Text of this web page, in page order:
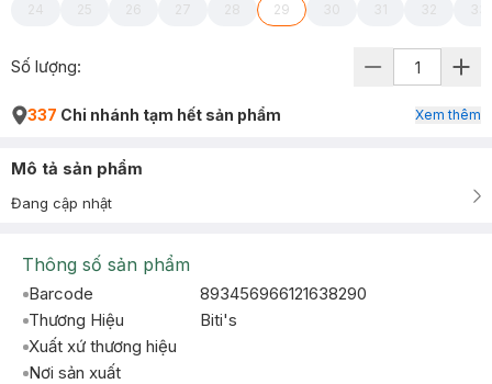
24 25 26 27 28 29 30 31 32 33
Số lượng:
337 Chi nhánh tạm hết sản phẩm Xem thêm
Mô tả sản phẩm
Đang cập nhật
Thông số sản phẩm
Barcode
893456966121638290
Thương Hiệu
Biti's
Xuất xứ thương hiệu
Nơi sản xuất